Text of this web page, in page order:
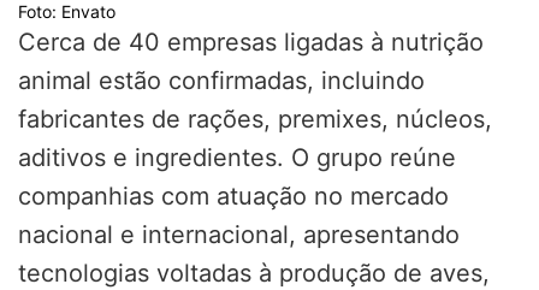
Foto: Envato
Cerca de 40 empresas ligadas à nutrição
animal estão confirmadas, incluindo
fabricantes de rações, premixes, núcleos,
aditivos e ingredientes. O grupo reúne
companhias com atuação no mercado
nacional e internacional, apresentando
tecnologias voltadas à produção de aves,